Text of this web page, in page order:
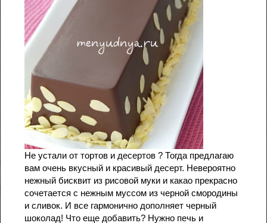
Не устали от тортов и десертов ? Тогда предлагаю
вам очень вкусный и красивый десерт. Невероятно
нежный бисквит из рисовой муки и какао прекрасно
сочетается с нежным муссом из черной смородины
и сливок. И все гармонично дополняет черный
шоколад! Что еще добавить? Нужно печь и